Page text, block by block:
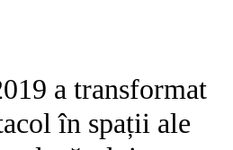
a transformat
în spații ale